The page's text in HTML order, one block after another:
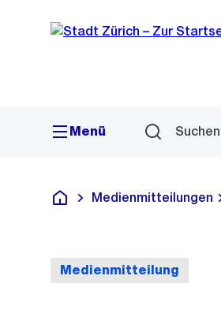
Navigation
Sprunglink
Menü Suchen
Deutsch
Medienmitteilungen
Medienmitteilung